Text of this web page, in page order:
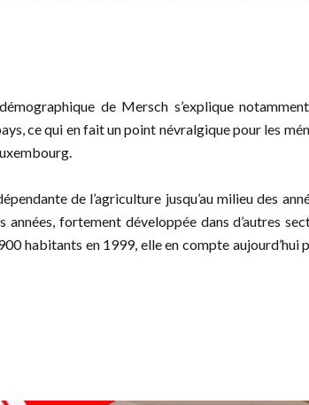
de Mersch s’explique
ce qui en fait un point névralgique pour les
de l’agriculture jusqu’au milieu des
années, fortement développée dans d’autres
habitants en 1999, elle en compte aujourd’hui